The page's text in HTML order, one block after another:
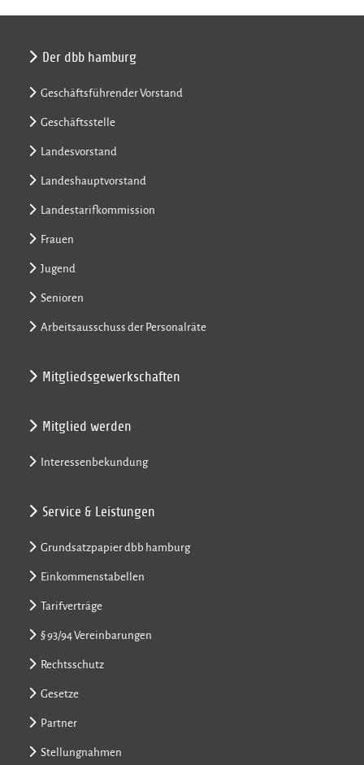
Der dbb hamburg
Geschäftsführender Vorstand
Geschäftsstelle
Landesvorstand
Landeshauptvorstand
Landestarifkommission
Frauen
Jugend
Senioren
Arbeitsausschuss der Personalräte
Mitgliedsgewerkschaften
Mitglied werden
Interessenbekundung
Service & Leistungen
Grundsatzpapier dbb hamburg
Einkommenstabellen
Tarifverträge
§ 93/94 Vereinbarungen
Rechtsschutz
Gesetze
Partner
Stellungnahmen